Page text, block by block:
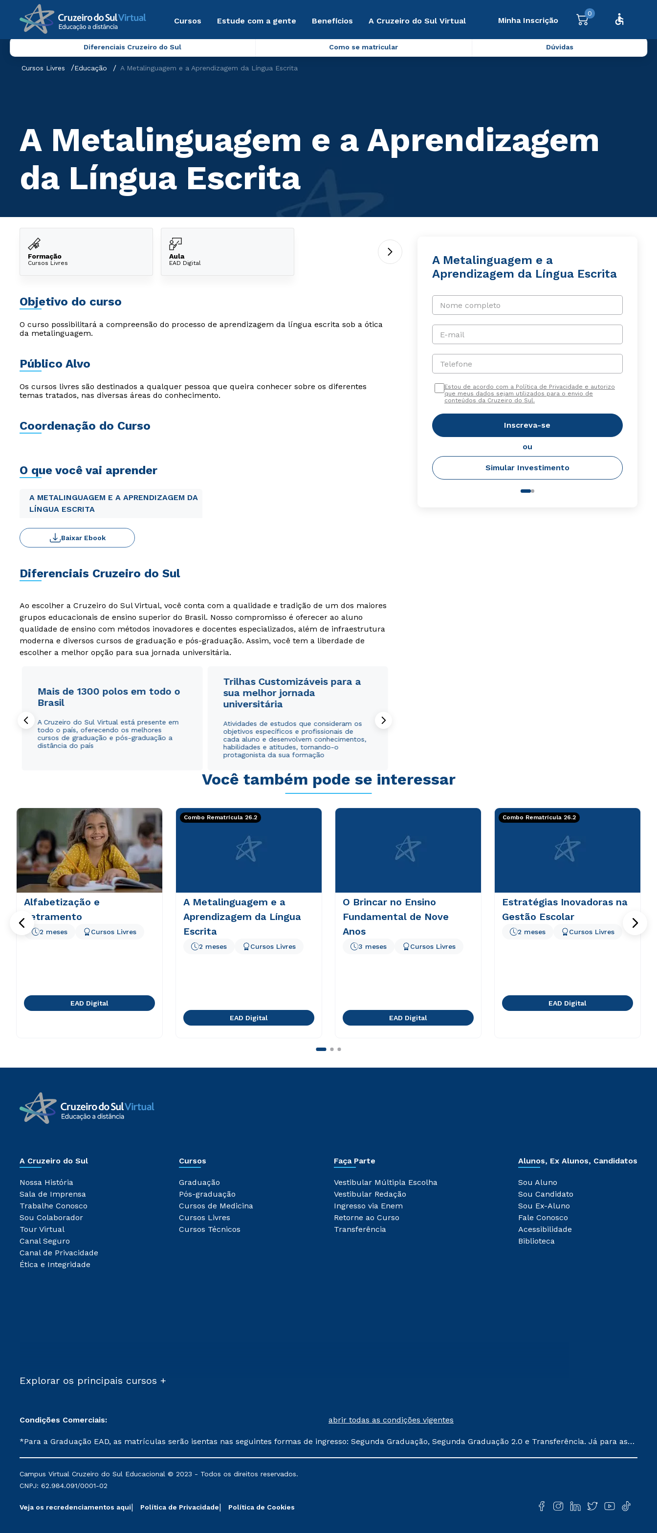
Cursos Estude com a gente Benefícios A Cruzeiro do Sul Virtual Minha Inscrição
0
Diferenciais Cruzeiro do Sul Como se matricular Dúvidas
Cursos Livres Educação A Metalinguagem e a Aprendizagem da Língua Escrita
A Metalinguagem e a Aprendizagem
da Língua Escrita
Formação
Cursos Livres
Aula
EAD Digital
Objetivo do curso
O curso possibilitará a compreensão do processo de aprendizagem da língua escrita sob a ótica
da metalinguagem.
Público Alvo
Os cursos livres são destinados a qualquer pessoa que queira conhecer sobre os diferentes
temas tratados, nas diversas áreas do conhecimento.
Coordenação do Curso
O que você vai aprender
A METALINGUAGEM E A APRENDIZAGEM DA
LÍNGUA ESCRITA
Baixar Ebook
Diferenciais Cruzeiro do Sul
Ao escolher a Cruzeiro do Sul Virtual, você conta com a qualidade e tradição de um dos maiores
grupos educacionais de ensino superior do Brasil. Nosso compromisso é oferecer ao aluno
qualidade de ensino com métodos inovadores e docentes especializados, além de infraestrutura
moderna e diversos cursos de graduação e pós-graduação. Assim, você tem a liberdade de
escolher a melhor opção para sua jornada universitária.
Mais de 1300 polos em todo o
Brasil
A Cruzeiro do Sul Virtual está presente em
todo o país, oferecendo os melhores
cursos de graduação e pós-graduação a
distância do país
Trilhas Customizáveis para a
sua melhor jornada
universitária
Atividades de estudos que consideram os
objetivos específicos e profissionais de
cada aluno e desenvolvem conhecimentos,
habilidades e atitudes, tornando-o
protagonista da sua formação
A Metalinguagem e a
Aprendizagem da Língua Escrita
Nome completo
E-mail
Telefone
Estou de acordo com a Política de Privacidade e autorizo
que meus dados sejam utilizados para o envio de
conteúdos da Cruzeiro do Sul.
Inscreva-se
ou
Simular Investimento
Você também pode se interessar
Alfabetização e
Letramento
2 meses Cursos Livres
EAD Digital
Combo Rematrícula 26.2
A Metalinguagem e a
Aprendizagem da Língua
Escrita
2 meses Cursos Livres
EAD Digital
O Brincar no Ensino
Fundamental de Nove
Anos
3 meses Cursos Livres
EAD Digital
Combo Rematrícula 26.2
Estratégias Inovadoras na
Gestão Escolar
2 meses Cursos Livres
EAD Digital
A Cruzeiro do Sul
Nossa História
Sala de Imprensa
Trabalhe Conosco
Sou Colaborador
Tour Virtual
Canal Seguro
Canal de Privacidade
Ética e Integridade
Cursos
Graduação
Pós-graduação
Cursos de Medicina
Cursos Livres
Cursos Técnicos
Faça Parte
Vestibular Múltipla Escolha
Vestibular Redação
Ingresso via Enem
Retorne ao Curso
Transferência
Alunos, Ex Alunos, Candidatos
Sou Aluno
Sou Candidato
Sou Ex-Aluno
Fale Conosco
Acessibilidade
Biblioteca
Explorar os principais cursos +
Condições Comerciais: abrir todas as condições vigentes
*Para a Graduação EAD, as matrículas serão isentas nas seguintes formas de ingresso: Segunda Graduação, Segunda Graduação 2.0 e Transferência. Já para as
mantidos conforme negociação. Descontos institucionais poderão sofrer alterações nos períodos de rematrícula conforme exposto no contrato de prestação de
serviços.
Campus Virtual Cruzeiro do Sul Educacional © 2023 - Todos os direitos reservados.
CNPJ: 62.984.091/0001-02
Veja os recredenciamentos aqui Política de Privacidade Política de Cookies
WhatsApp
ou
Estou de acordo com a
autorizo que meus dados sejam utilizados para o
WhatsApp
ou
Estou de acordo com a
autorizo que meus dados sejam utilizados para o